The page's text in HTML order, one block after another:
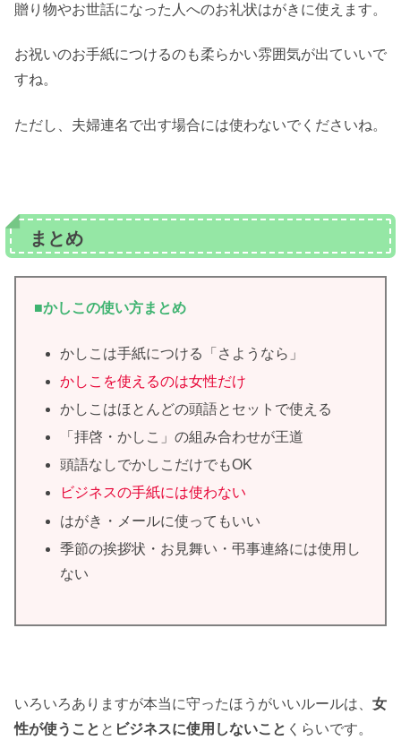
贈り物やお世話になった人へのお礼状はがきに使えます。
お祝いのお手紙につけるのも柔らかい雰囲気が出ていいで
すね。
ただし、夫婦連名で出す場合には使わないでくださいね。
まとめ
■かしこの使い方まとめ
かしこは手紙につける「さようなら」
かしこを使えるのは女性だけ
かしこはほとんどの頭語とセットで使える
「拝啓・かしこ」の組み合わせが王道
頭語なしでかしこだけでもOK
ビジネスの手紙には使わない
はがき・メールに使ってもいい
季節の挨拶状・お見舞い・弔事連絡には使用し
ない
いろいろありますが本当に守ったほうがいいルールは、 女
性が使うこと と ビジネスに使用しないこと くらいです。